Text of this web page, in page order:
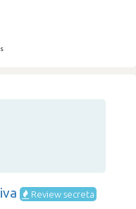
Review secreta